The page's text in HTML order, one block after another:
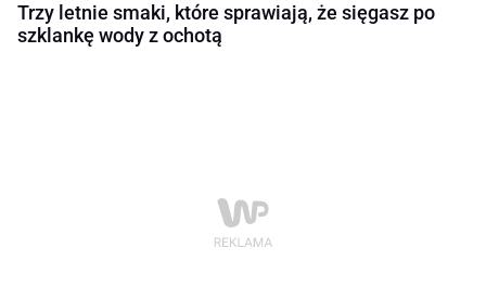
Trzy letnie smaki, które sprawiają, że sięgasz po
szklankę wody z ochotą